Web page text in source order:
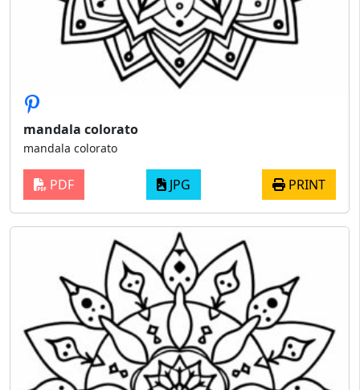
mandala colorato
mandala colorato
PDF JPG PRINT